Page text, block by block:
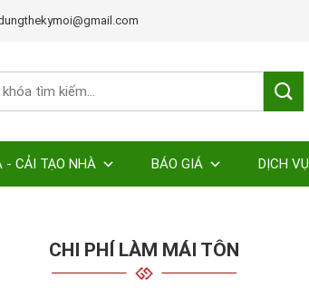
- CẢI TẠO NHÀ BÁO GIÁ DỊCH VỤ
CHI PHÍ LÀM MÁI TÔN